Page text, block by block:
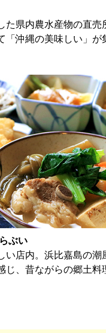
た県内農水産物の直売
「沖縄の美味しい」が
ぶい
い店内。浜比嘉島の潮
じ、昔ながらの郷土料